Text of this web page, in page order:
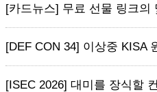
[카드뉴스] 무료 선물 링크
[DEF CON 34] 이상중 KISA
[ISEC 2026] 대미를 장식할